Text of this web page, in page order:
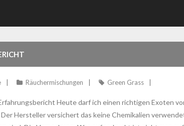
Räuchermischungen Green Grass
Heute darf ich einen richtigen Exoten
Hersteller versichert das keine Chemikalien